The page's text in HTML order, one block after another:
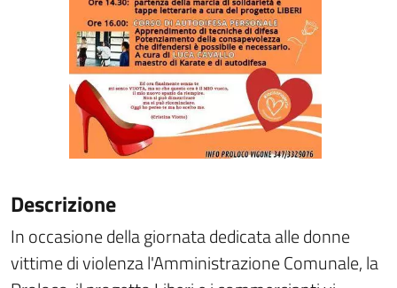
Descrizione
In occasione della giornata dedicata alle donne
vittime di violenza l'Amministrazione Comunale, la